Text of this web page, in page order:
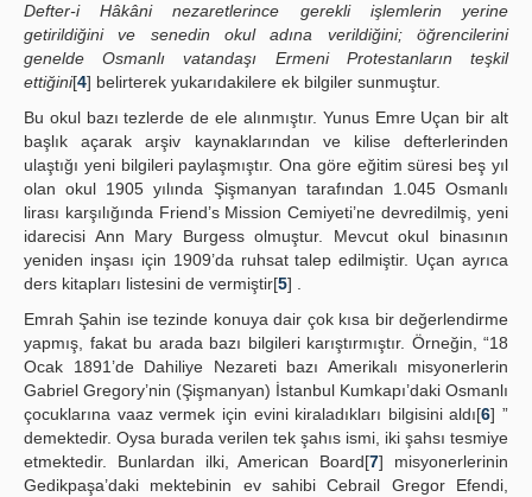
Defter-i Hâkâni nezaretlerince gerekli işlemlerin yerine
getirildiğini ve senedin okul adına verildiğini; öğrencilerini
genelde Osmanlı vatandaşı Ermeni Protestanların teşkil
ettiğini[4] belirterek yukarıdakilere ek bilgiler sunmuştur.
Bu okul bazı tezlerde de ele alınmıştır. Yunus Emre Uçan bir alt
başlık açarak arşiv kaynaklarından ve kilise defterlerinden
ulaştığı yeni bilgileri paylaşmıştır. Ona göre eğitim süresi beş yıl
olan okul 1905 yılında Şişmanyan tarafından 1.045 Osmanlı
lirası karşılığında Friend’s Mission Cemiyeti’ne devredilmiş, yeni
idarecisi Ann Mary Burgess olmuştur. Mevcut okul binasının
yeniden inşası için 1909’da ruhsat talep edilmiştir. Uçan ayrıca
ders kitapları listesini de vermiştir[5] .
Emrah Şahin ise tezinde konuya dair çok kısa bir değerlendirme
yapmış, fakat bu arada bazı bilgileri karıştırmıştır. Örneğin, “18
Ocak 1891’de Dahiliye Nezareti bazı Amerikalı misyonerlerin
Gabriel Gregory’nin (Şişmanyan) İstanbul Kumkapı’daki Osmanlı
çocuklarına vaaz vermek için evini kiraladıkları bilgisini aldı[6] ”
demektedir. Oysa burada verilen tek şahıs ismi, iki şahsı tesmiye
etmektedir. Bunlardan ilki, American Board[7] misyonerlerinin
Gedikpaşa’daki mektebinin ev sahibi Cebrail Gregor Efendi,